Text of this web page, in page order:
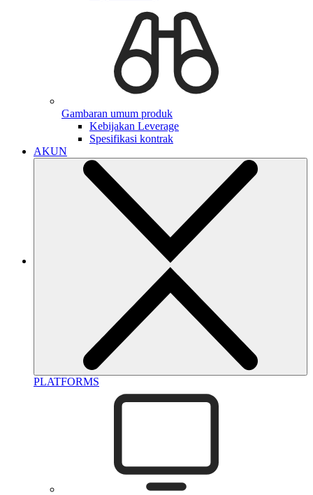
Gambaran umum produk
Kebijakan Leverage
Spesifikasi kontrak
AKUN
PLATFORMS